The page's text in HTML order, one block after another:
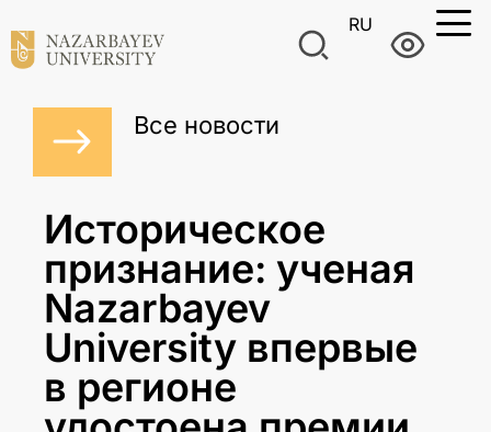
RU
Все новости
Историческое
признание: ученая
Nazarbayev
University впервые
в регионе